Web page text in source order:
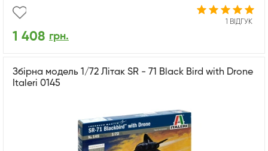
1 ВІДГУК
1 408 грн.
Збірна модель 1/72 Літак SR - 71 Black Bird with Drone
Italeri 0145